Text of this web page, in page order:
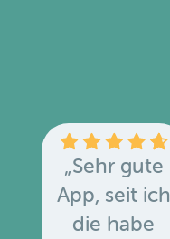
„Sehr gute
App, seit ich
die habe